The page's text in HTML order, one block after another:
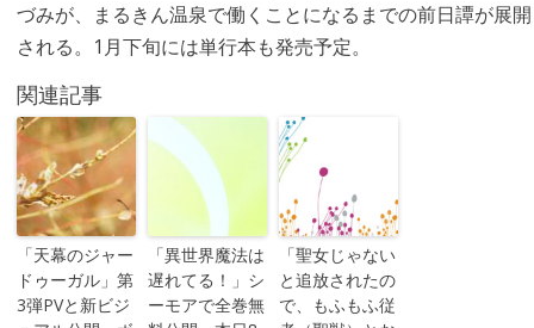
づみが、まるきん温泉で働くことになるまでの前日譚が展開
される。1月下旬には単行本も発売予定。
関連記事
「天幕のジャー
ドゥーガル」第
3弾PVと新ビジ
「異世界魔法は
遅れてる！」シ
ーモアで全巻無
「聖女じゃない
と追放されたの
で、もふもふ従